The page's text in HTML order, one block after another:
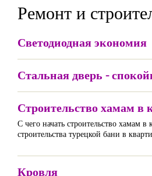
Ремонт и
Светодиодная экономия
Стальная дверь -
Строительство хамам в
С чего начать строительство хамам
строительства турецкой бани в
Кровля